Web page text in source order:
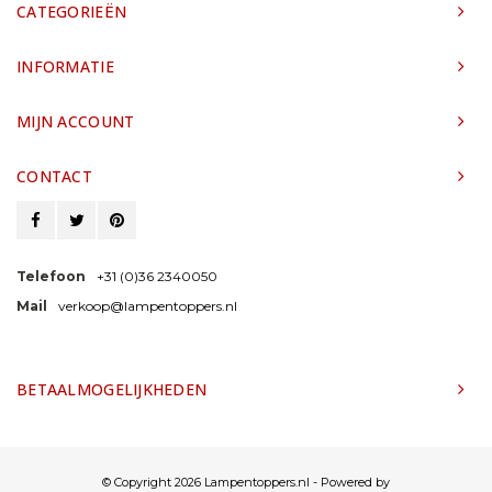
CATEGORIEËN
INFORMATIE
MIJN ACCOUNT
CONTACT
Telefoon
+31 (0)36 2340050
Mail
verkoop@lampentoppers.nl
BETAALMOGELIJKHEDEN
© Copyright 2026 Lampentoppers.nl - Powered by